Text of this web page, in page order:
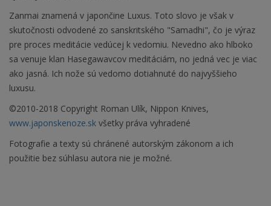
Zanmai znamená v japončine Luxus. Toto slovo je však v
skutočnosti odvodené zo sanskritského "Samadhi", čo je výraz
pre proces meditácie vedúcej k vedomiu. Nevedno ako hlboko
sa venuje klan Hasegawavcov meditáciám, no jedná vec je viac
ako jasná. Ich nože sú vedomo dotiahnuté do najvyššieho
luxusu.
©2010-2018 Copyright Roman Ulík, Nippon Knives,
www.japonskenoze.sk všetky práva vyhradené
Fotografie a texty sú chránené autorským zákonom a ich
použitie bez súhlasu autora nie je možné.